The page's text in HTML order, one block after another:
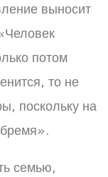
выносит
потом
то не
поскольку на
семью,